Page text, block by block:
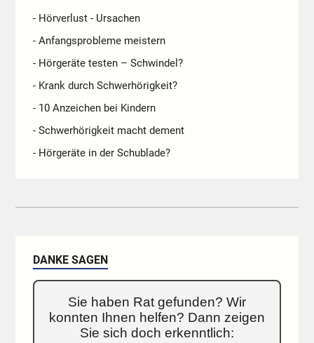
- Hörverlust - Ursachen
- Anfangsprobleme meistern
- Hörgeräte testen – Schwindel?
- Krank durch Schwerhörigkeit?
- 10 Anzeichen bei Kindern
- Schwerhörigkeit macht dement
- Hörgeräte in der Schublade?
DANKE SAGEN
Sie haben Rat gefunden? Wir
konnten Ihnen helfen? Dann zeigen
Sie sich doch erkenntlich: